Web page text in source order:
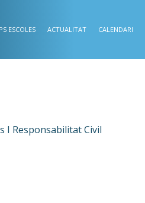
ESCOLES ACTUALITAT CALENDARI
I Responsabilitat Civil